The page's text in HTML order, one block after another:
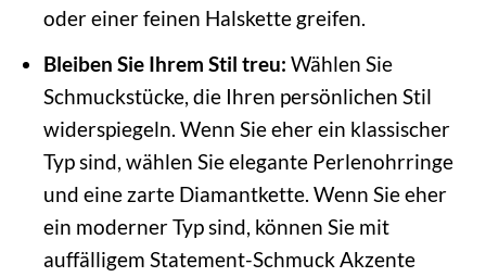
oder einer feinen Halskette greifen.
Bleiben Sie Ihrem Stil treu: Wählen Sie
Schmuckstücke, die Ihren persönlichen Stil
widerspiegeln. Wenn Sie eher ein klassischer
Typ sind, wählen Sie elegante Perlenohrringe
und eine zarte Diamantkette. Wenn Sie eher
ein moderner Typ sind, können Sie mit
auffälligem Statement-Schmuck Akzente